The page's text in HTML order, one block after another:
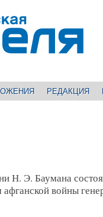
РЕДАКЦИЯ
Н. Э. Баумана
афганской войны